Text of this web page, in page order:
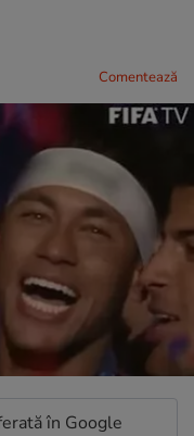
Comentează
în Google